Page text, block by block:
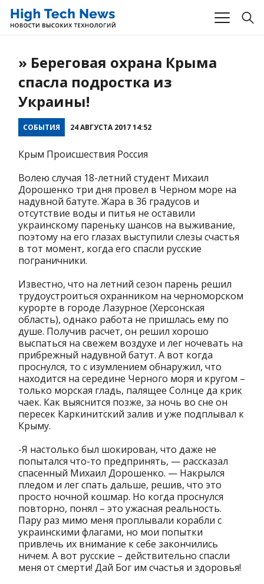
» Береговая охрана Крыма
спасла подростка из
Украины!
СОБЫТИЯ 24 АВГУСТА 2017 14:52
Крым Происшествия Россия
Волею случая 18-летний студент Михаил
Дорошенко три дня провел в Черном море на
надувной батуте. Жара в 36 градусов и
отсутствие воды и питья не оставили
украинскому пареньку шансов на выживание,
поэтому на его глазах выступили слезы счастья
в тот момент, когда его спасли русские
пограничники.
Известно, что на летний сезон парень решил
трудоустроиться охранником на черноморском
курорте в городе Лазурное (Херсонская
область), однако работа не пришлась ему по
душе. Получив расчет, он решил хорошо
выспаться на свежем воздухе и лег ночевать на
прибрежный надувной батут. А вот когда
проснулся, то с изумлением обнаружил, что
находится на середине Черного моря и кругом –
только морская гладь, палящее Солнце да крик
чаек. Как выяснится позже, за ночь во сне он
пересек Каркинитский залив и уже подплывал к
Крыму.
-Я настолько был шокирован, что даже не
попытался что-то предпринять, — рассказал
спасенный Михаил Дорошенко. — Накрылся
пледом и лег спать дальше, решив, что это
просто ночной кошмар. Но когда проснулся
повторно, понял – это ужасная реальность.
Пару раз мимо меня проплывали корабли с
украинскими флагами, но мои попытки
привлечь их внимание к себе закончились
ничем. А вот русские – действительно спасли
меня от смерти! Дай Бог им счастья и здоровья!